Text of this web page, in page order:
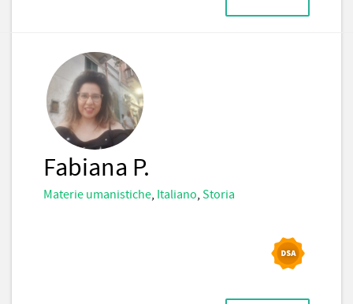
Fabiana P.
Materie umanistiche, Italiano, Storia